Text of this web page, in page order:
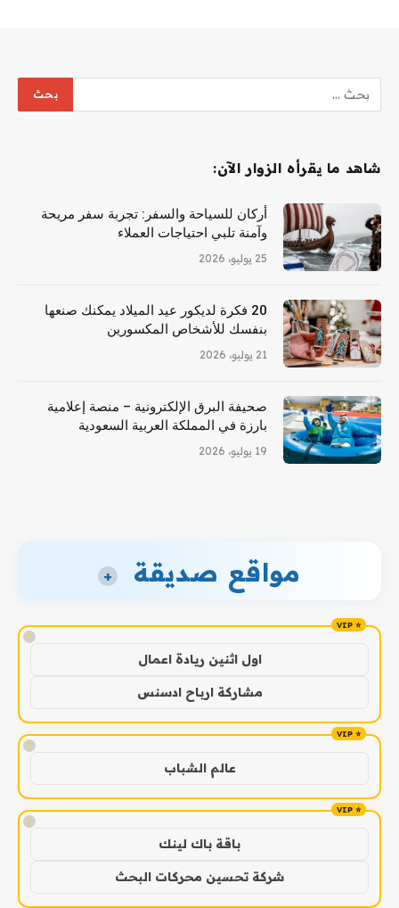
شاهد ما يقرأه الزوار الآن:
أركان للسياحة والسفر: تجربة سفر مريحة
وآمنة تلبي احتياجات العملاء
25 يوليو، 2026
20 فكرة لديكور عيد الميلاد يمكنك صنعها
بنفسك للأشخاص المكسورين
21 يوليو، 2026
صحيفة البرق الإلكترونية – منصة إعلامية
بارزة في المملكة العربية السعودية
19 يوليو، 2026
مواقع صديقة +
!
اول اثنين ريادة اعمال
مشاركة ارباح ادسنس
!
عالم الشباب
!
باقة باك لينك
شركة تحسين محركات البحث